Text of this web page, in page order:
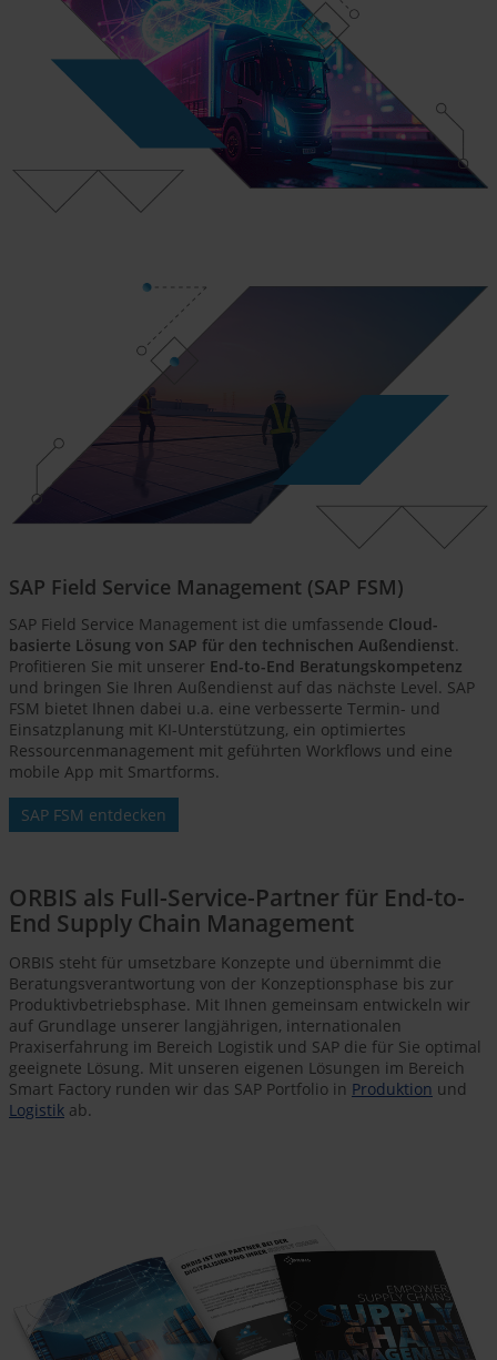
SAP Field Service Management (SAP FSM)
SAP Field Service Management ist die umfassende Cloud-
basierte Lösung von SAP für den technischen Außendienst.
Profitieren Sie mit unserer End-to-End Beratungskompetenz
und bringen Sie Ihren Außendienst auf das nächste Level. SAP
FSM bietet Ihnen dabei u.a. eine verbesserte Termin- und
Einsatzplanung mit KI-Unterstützung, ein optimiertes
Ressourcenmanagement mit geführten Workflows und eine
mobile App mit Smartforms.
SAP FSM entdecken
ORBIS als Full-Service-Partner für End-to-
End Supply Chain Management
ORBIS steht für umsetzbare Konzepte und übernimmt die
Beratungsverantwortung von der Konzeptionsphase bis zur
Produktivbetriebsphase. Mit Ihnen gemeinsam entwickeln wir
auf Grundlage unserer langjährigen, internationalen
Praxiserfahrung im Bereich Logistik und SAP die für Sie optimal
geeignete Lösung. Mit unseren eigenen Lösungen im Bereich
Smart Factory runden wir das SAP Portfolio in Produktion und
Logistik ab.